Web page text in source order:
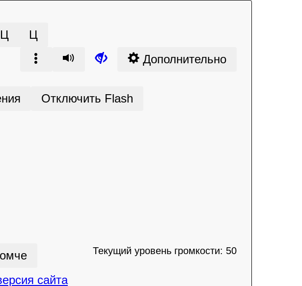
Ц
Ц
Дополнительно
Отключить Flash
Текущий уровень громкости: 50
сайта